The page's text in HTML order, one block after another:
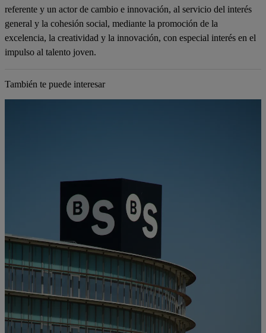
referente y un actor de cambio e innovación, al servicio del interés
general y la cohesión social, mediante la promoción de la
excelencia, la creatividad y la innovación, con especial interés en el
impulso al talento joven.
También te puede interesar